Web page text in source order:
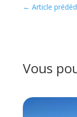
← Article
Vous